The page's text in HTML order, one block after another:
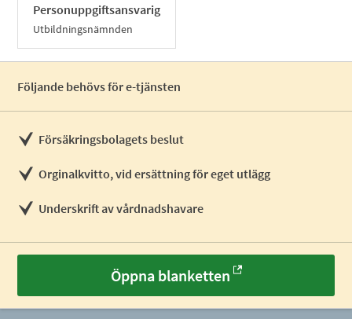
Personuppgiftsansvarig
Utbildningsnämnden
Följande behövs för e-tjänsten
Försäkringsbolagets beslut
Orginalkvitto, vid ersättning för eget utlägg
Underskrift av vårdnadshavare
Öppna blanketten